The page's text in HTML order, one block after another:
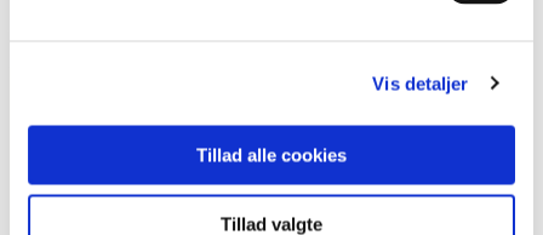
Vis detaljer
Tillad alle cookies
Tillad valgte
æ
Dagens ord
Region Sønderjylland-